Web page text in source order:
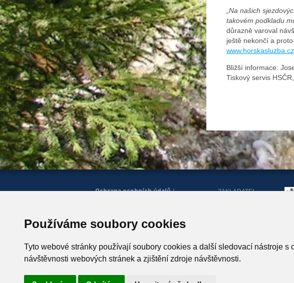
Používáme soubory cookies
Tyto webové stránky používají soubory cookies a další sledovací nástroje
návštěvnosti webových stránek a zjištění zdroje návštěvnosti.
„Na našich
takovém podkladu
důrazně varoval
ještě nekončí a
www.horskasluzba.cz
Bližší informace:
Tiskový servis
Ochrana osobních údajů|
543 51 Špindlerův Mlýn 260,
T +420 499 433 230
ZAKLADATEL
PARTNEŘI HORSKÉ